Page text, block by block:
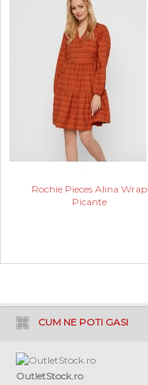
Rochie Pieces Alina Wrap
Picante
CUM NE POTI GASI
OutletStock.ro